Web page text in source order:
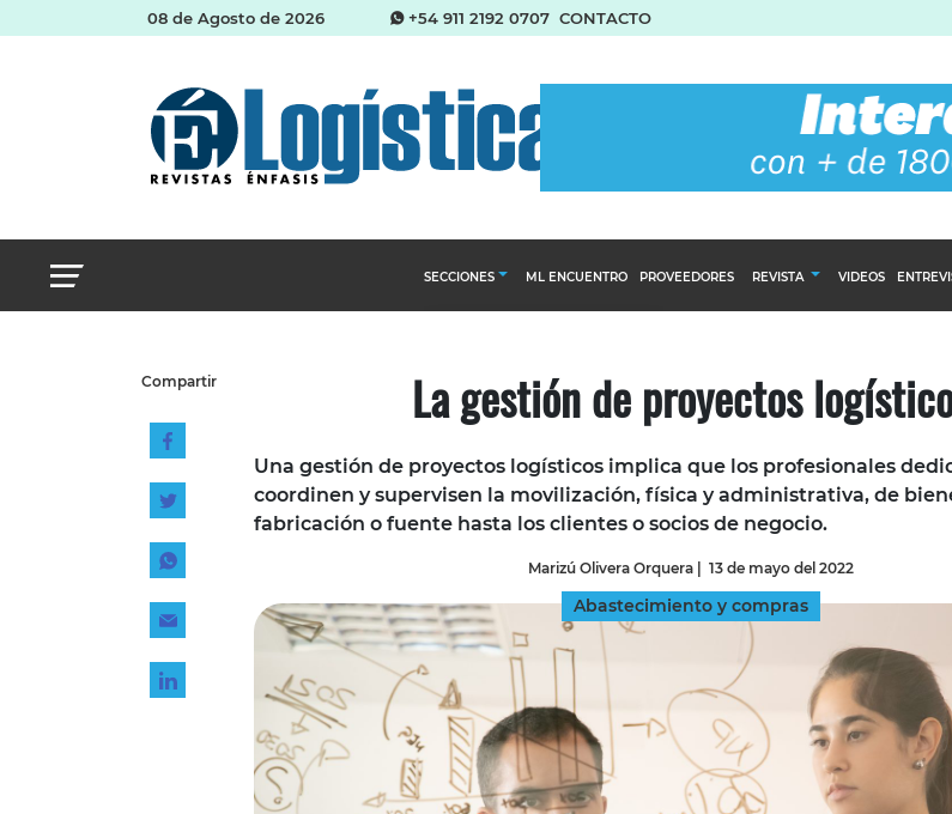
08 de Agosto de 2026 +54 911 2192 0707 CONTACTO
SECCIONES
Almacenes e inventarios
Logística y distribución
Management
ML ENCUENTRO PROVEEDORES REVISTA
INGRESAR
SUSCRÍBASE
VIDEOS
Compartir La gestión de proyectos
Una gestión de proyectos logísticos implica que los profesionales
coordinen y supervisen la movilización, física y administrativa, de
fabricación o fuente hasta los clientes o socios de negocio.
Marizú Olivera Orquera 13 de mayo del 2022
Abastecimiento y compras